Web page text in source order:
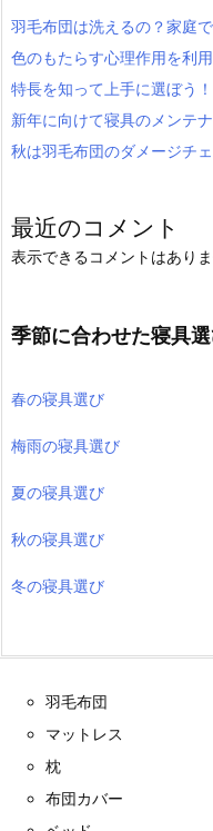
羽毛布団は洗えるの？家庭
色のもたらす心理作用を利
特長を知って上手に選ぼう
新年に向けて寝具のメンテ
秋は羽毛布団のダメージチェ
最近のコメント
表示できるコメントはありま
季節に合わせた寝具
春の寝具選び
梅雨の寝具選び
夏の寝具選び
秋の寝具選び
冬の寝具選び
羽毛布団
マットレス
枕
布団カバー